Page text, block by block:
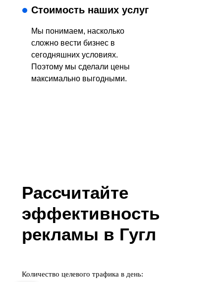
Стоимость наших услуг
Мы понимаем, насколько
сложно вести бизнес в
сегодняшних условиях.
Поэтому мы сделали цены
максимально выгодными.
Рассчитайте
эффективность
рекламы в Гугл
Количество целевого трафика в день: